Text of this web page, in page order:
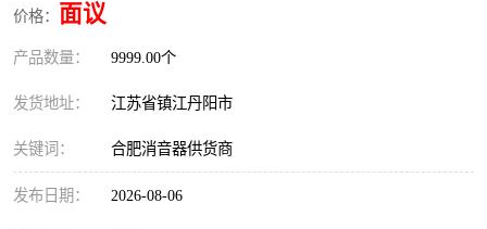
价格： 面议
产品数量： 9999.00个
发货地址： 江苏省镇江丹阳市
关键词： 合肥消音器供货商
发布日期： 2026-08-06